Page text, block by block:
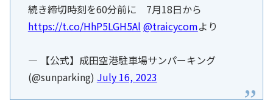
続き締切時刻を60分前に 7月18日から
https://t.co/HhP5LGH5Al @traicycomより
— 【公式】成田空港駐車場サンパーキング
(@sunparking) July 16, 2023